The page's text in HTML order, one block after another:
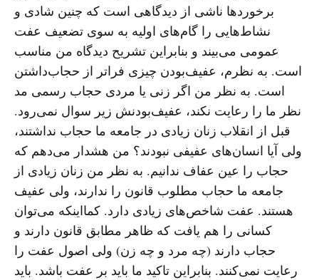
برخوردها ناشی از دیدگاهی است که چنین شادی و
نشاط‌هایی را گام‌های اولیه به سوی تضعیف عفت
عمومی می‌بیند و بنابراین تشریح دیدگاه من مناسب
است. به نظرم، عفیف‌بودن چیزی فراتر از حجاب‌داشتن
است. به نظر من اگر زنی یا مردی حجاب رسمی مد
نظر ما را رعایت نکند، عفیف‌بودنش زیر سوال نمی‌رود.
قبل از انقلاب زنان زیادی در جامعه ما حجاب نداشتند،
ولی آیا انسان‌های عفیفی نبودند؟ من هشدار می‌دهم که
حجاب را عین عفاف ندانیم. به نظر من زنان زیادی از
جامعه ما حجاب مطلوب قانون را ندارند، ولی عفیف
هستند. عفت شاخص‌های زیادی دارد. کمااینکه می‌توان
کسانی را هم یافت که ظاهر مطابق قانون دارند و
حجاب دارند (چه مرد و چه زن) ولی اصول عفت را
رعایت نمی‌کنند. بنابراین تاکید ما باید بر عفت باشد. باید